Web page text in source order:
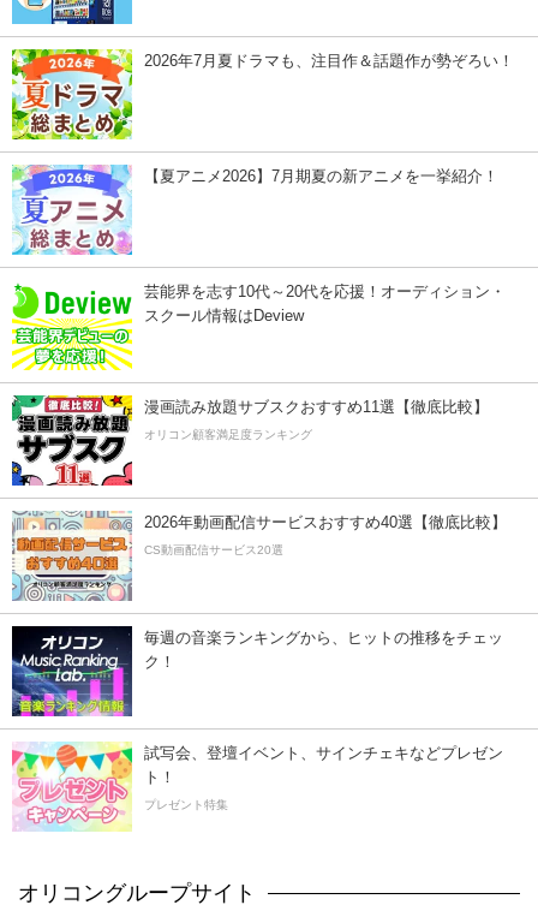
2026年7月夏ドラマも、注目作＆話題作が勢ぞろい！
【夏アニメ2026】7月期夏の新アニメを一挙紹介！
芸能界を志す10代～20代を応援！オーディション・
スクール情報はDeview
漫画読み放題サブスクおすすめ11選【徹底比較】
オリコン顧客満足度ランキング
2026年動画配信サービスおすすめ40選【徹底比較】
CS動画配信サービス20選
毎週の音楽ランキングから、ヒットの推移をチェッ
ク！
試写会、登壇イベント、サインチェキなどプレゼン
ト！
プレゼント特集
オリコングループサイト